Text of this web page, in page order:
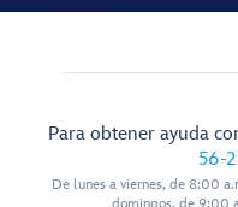
Para obtener ayuda
56-
De lunes a viernes, de 8:00